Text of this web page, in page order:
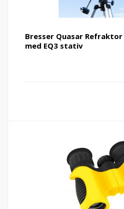
Bresser Quasar
med EQ3 stativ